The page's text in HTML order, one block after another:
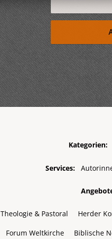
Kategorien:
Services:
Theologie & Pastoral Herder
Forum Weltkirche Biblische